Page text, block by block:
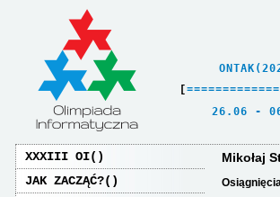
[ =============
26.06
XXXIII OI
JAK ZACZĄĆ?
Mikołaj